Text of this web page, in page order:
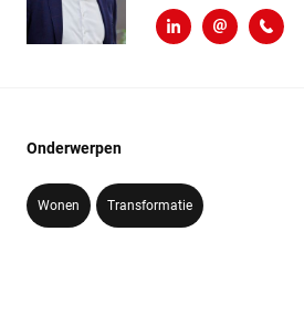
LinkedIn 071 -
Onderwerpen
Wonen Transformatie